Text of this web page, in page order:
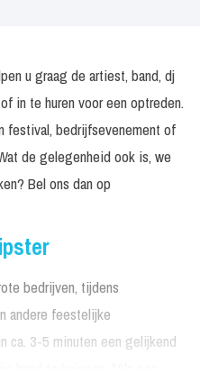
u graag de artiest, band, dj
in te huren voor een optreden.
festival, bedrijfsevenement of
de gelegenheid ook is, we
Bel ons dan op
bedrijven, tijdens
andere feestelijke
ca. 3-5 minuten een gelijkend